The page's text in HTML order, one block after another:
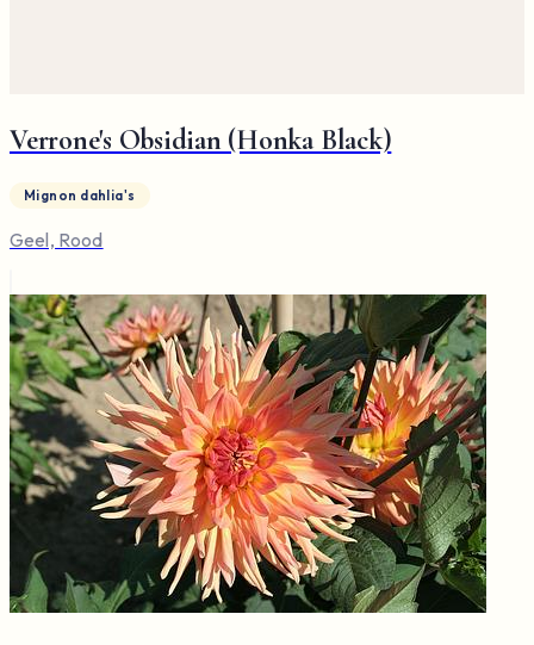
Verrone's Obsidian (Honka Black)
Mignon dahlia's
Geel, Rood